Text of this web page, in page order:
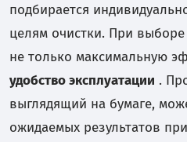
подбирается
целям очистки. При
не только максимальную
удобство эксплуатации .
выглядящий на бумаге,
ожидаемых результатов